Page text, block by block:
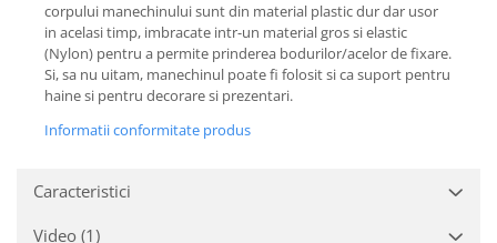
corpului manechinului sunt din material plastic dur dar usor
in acelasi timp, imbracate intr-un material gros si elastic
(Nylon) pentru a permite prinderea bodurilor/acelor de fixare.
Si, sa nu uitam, manechinul poate fi folosit si ca suport pentru
haine si pentru decorare si prezentari.
Informatii conformitate produs
Caracteristici
Video (1)